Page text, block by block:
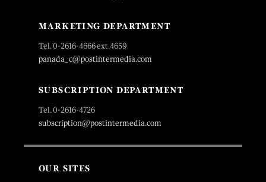
MARKETING DEPARTMENT
Tel. 0-2616-4666 ext.4659
panada_c@postintermedia.com
SUBSCRIPTION DEPARTMENT
Tel. 0-2616-4726
subscription@postintermedia.com
OUR SITES